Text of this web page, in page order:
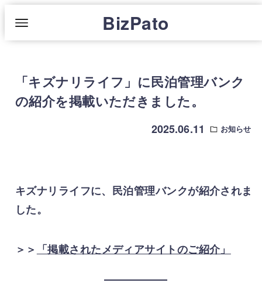
BizPato
「キズナリライフ」に民泊管理バンク
の紹介を掲載いただきました。
2025.06.11 お知らせ
キズナリライフに、民泊管理バンクが紹介されま
した。
＞＞ 「掲載されたメディアサイトのご紹介」